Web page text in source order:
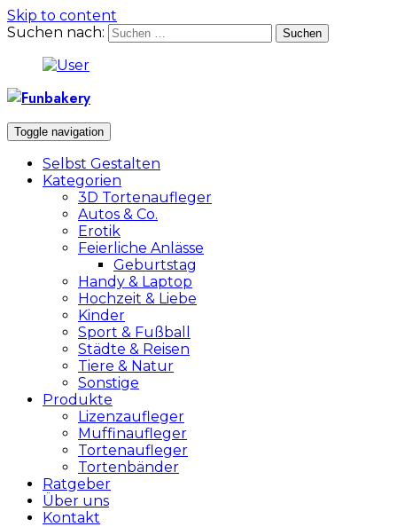
Skip to content
Suchen nach:
Toggle navigation
Selbst Gestalten
Kategorien
3D Tortenaufleger
Autos & Co.
Erotik
Feierliche Anlässe
Geburtstag
Handy & Laptop
Hochzeit & Liebe
Kinder
Sport & Fußball
Städte & Reisen
Tiere & Natur
Sonstige
Produkte
Lizenzaufleger
Muffinaufleger
Tortenaufleger
Tortenbänder
Ratgeber
Über uns
Kontakt